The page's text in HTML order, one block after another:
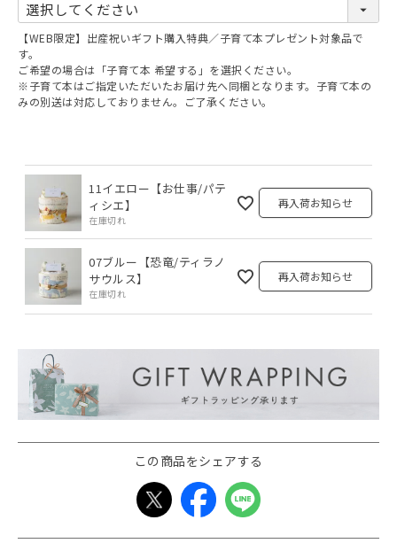
必
須
【WEB限定】出産祝いギフト購入特典／子育て本プレゼント対象品で
す。
ご希望の場合は「子育て本 希望する」を選択ください。
※子育て本はご指定いただいたお届け先へ同梱となります。子育て本の
みの別送は対応しておりません。ご了承ください。
11イエロー【お仕事/パテ
ィシエ】
在庫切れ
再入荷お知らせ
07ブルー【恐竜/ティラノ
サウルス】
在庫切れ
再入荷お知らせ
この商品をシェアする